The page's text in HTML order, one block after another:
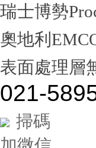
瑞士博勢
奧地利
表面處理層
021-
掃碼